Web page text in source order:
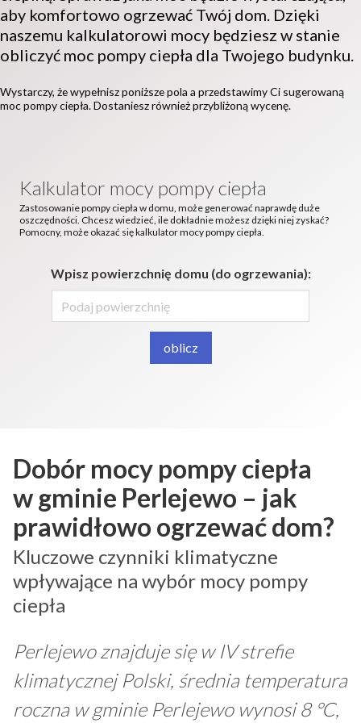
aby komfortowo ogrzewać Twój dom. Dzięki
naszemu kalkulatorowi mocy będziesz w stanie
obliczyć moc pompy ciepła dla Twojego budynku.
Wystarczy, że wypełnisz poniższe pola a przedstawimy Ci sugerowaną
moc pompy ciepła. Dostaniesz również przybliżoną wycenę.
Kalkulator mocy pompy ciepła
Zastosowanie pompy ciepła w domu, może generować naprawdę duże
oszczędności. Chcesz wiedzieć, ile dokładnie możesz dzięki niej zyskać?
Pomocny, może okazać się kalkulator mocy pompy ciepła.
Wpisz powierzchnię domu (do ogrzewania):
oblicz
Dobór mocy pompy ciepła
w gminie Perlejewo – jak
prawidłowo ogrzewać dom?
Kluczowe czynniki klimatyczne
wpływające na wybór mocy pompy
ciepła
Perlejewo znajduje się w IV strefie
klimatycznej Polski, średnia temperatura
roczna w gminie Perlejewo wynosi 8 °C,